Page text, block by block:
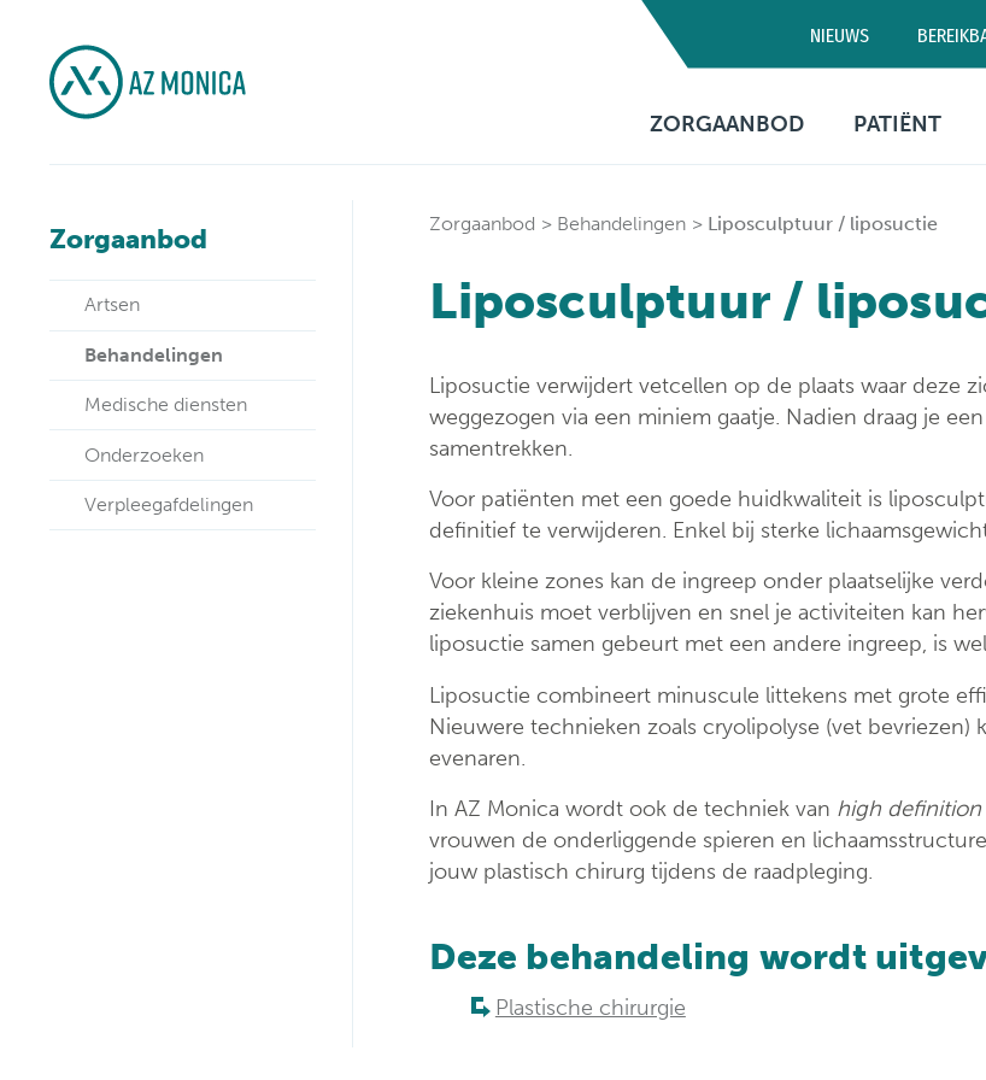
NIEUWS
ZORGAANBOD
Verpleegafdelingen
Behandelingen
PATIËNT
Sociaal
Zorgaanbod
Artsen
Behandelingen
Medische diensten
Onderzoeken
Verpleegafdelingen
Zorgaanbod Behandelingen Liposculptuur / liposuctie
Liposculptuur /
Liposuctie verwijdert vetcellen op de plaats waar
weggezogen via een miniem gaatje. Nadien draag je
samentrekken.
Voor patiënten met een goede huidkwaliteit is
definitief te verwijderen. Enkel bij sterke
Voor kleine zones kan de ingreep onder plaatselijke
ziekenhuis moet verblijven en snel je activiteiten kan
liposuctie samen gebeurt met een andere ingreep, is
Liposuctie combineert minuscule littekens met grote
Nieuwere technieken zoals cryolipolyse (vet
evenaren.
In AZ Monica wordt ook de techniek van high
vrouwen de onderliggende spieren en
jouw plastisch chirurg tijdens de raadpleging.
Deze behandeling wordt
Plastische chirurgie